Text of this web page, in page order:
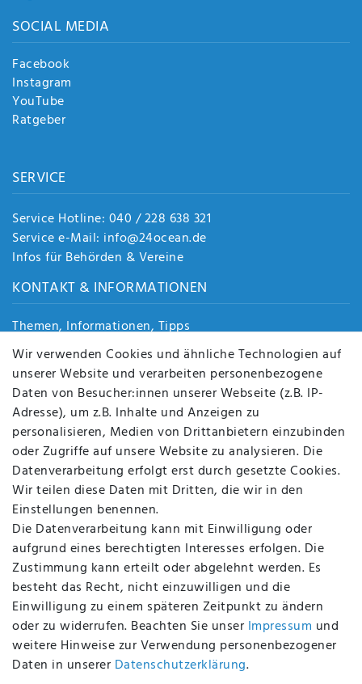
SOCIAL MEDIA
Facebook
Instagram
YouTube
Ratgeber
SERVICE
Service Hotline: 040 / 228 638 321
Service e-Mail: info@24ocean.de
Infos für Behörden & Vereine
KONTAKT & INFORMATIONEN
Themen, Informationen, Tipps
Jobs
Über uns
Kontakt
Datenschutz
AGB
FAQ
Batterieentsorgung
Altölverordnung
Impressum
BEQUEM UND SICHER BEZAHLEN MIT
BEI UNS SIND SIE SICHER!
Wir verwenden Cookies und ähnliche Technologien auf
unserer Website und verarbeiten personenbezogene
Daten von Besucher:innen unserer Webseite (z.B. IP-
Adresse), um z.B. Inhalte und Anzeigen zu
personalisieren, Medien von Drittanbietern einzubinden
oder Zugriffe auf unsere Website zu analysieren. Die
Datenverarbeitung erfolgt erst durch gesetzte Cookies.
Wir teilen diese Daten mit Dritten, die wir in den
Einstellungen benennen.
Die Datenverarbeitung kann mit Einwilligung oder
aufgrund eines berechtigten Interesses erfolgen. Die
Zustimmung kann erteilt oder abgelehnt werden. Es
besteht das Recht, nicht einzuwilligen und die
Einwilligung zu einem späteren Zeitpunkt zu ändern
oder zu widerrufen. Beachten Sie unser Impressum und
weitere Hinweise zur Verwendung personenbezogener
Daten in unserer Daten­schutz­erklärung.